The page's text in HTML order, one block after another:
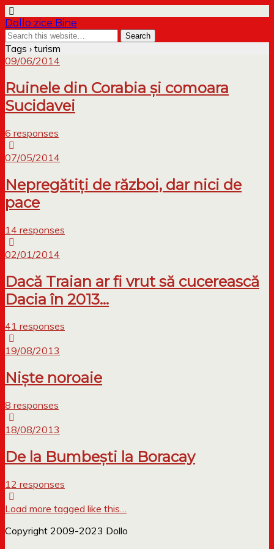
Dollo zice Bine
Tags › turism
09/06/2014
Ruinele din Corabia și comoara
Sucidavei
6 responses
07/05/2014
Nepregătiți de război, dar nici de
pace
14 responses
02/01/2014
Dacă Traian ar fi vrut să cucerească
Dacia în 2013…
41 responses
19/08/2013
Nişte noroaie
8 responses
18/08/2013
De la Bumbești la Boracay
12 responses
Load more tagged like this…
Copyright 2009-2023 Dollo